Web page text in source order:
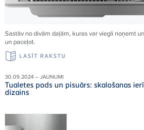
Sastāv no divām daļām, kuras var viegli noņemt
un paceļot.
LASĪT RAKSTU
30.09.2024 – JAUNUMI
Tualetes pods un pisuārs: skalošanas
dizains